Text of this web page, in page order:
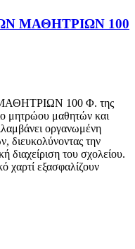
ΜΑΘΗΤΡΙΩΝ 100
100 Φ. της
μητρώου μαθητών και
οργανωμένη
διευκολύνοντας την
διαχείριση του σχολείου.
χαρτί εξασφαλίζουν